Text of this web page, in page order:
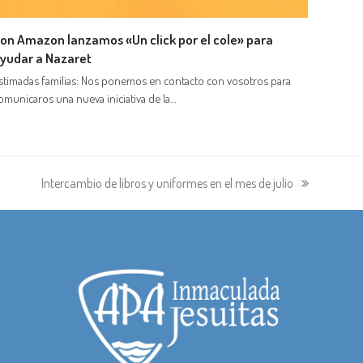
Amazon lanzamos «Un click por el cole» para
a Nazaret
familias: Nos ponemos en contacto con vosotros para
una nueva iniciativa de la…
siguiente:
Intercambio de libros y uniformes en el mes de julio